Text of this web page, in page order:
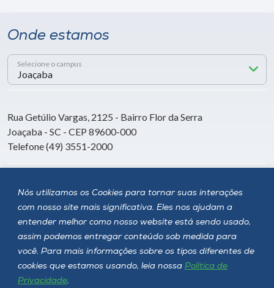
Nós utilizamos os Cookies para tornar suas interações
com nosso site mais significativa. Eles nos ajudam a
entender melhor como nosso website está sendo usado,
assim podemos entregar conteúdo sob medida para
você. Para mais informações sobre os tipos diferentes de
cookies que estamos usando, leia nossa Política de
Privacidade.
Onde estamos
Selecione o campus
Rua Getúlio Vargas, 2125 - Bairro Flor da Serra
Joaçaba - SC - CEP 89600-000
Telefone (49) 3551-2000
Siga a Unoesc